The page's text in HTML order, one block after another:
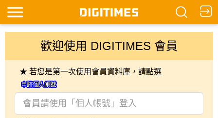
歡迎使用 DIGITIMES 會員
★ 若您是第一次使用會員資料庫，請點選